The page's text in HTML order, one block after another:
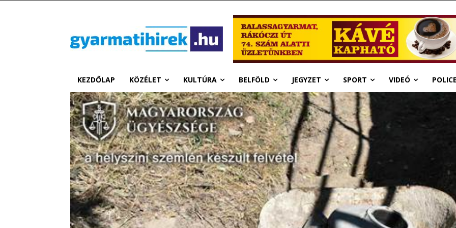
KEZDŐLAP KÖZÉLET KULTÚRA BELFÖLD JEGYZET SPORT VIDEÓ